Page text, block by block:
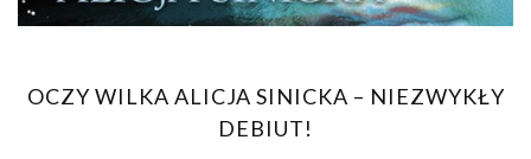
OCZY WILKA ALICJA SINICKA – NIEZWYKŁY
DEBIUT!